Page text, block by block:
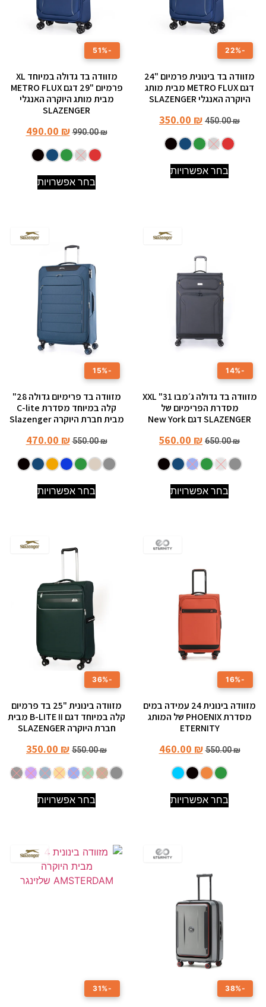
-22%
מזוודה בד בינונית פרמיום "24
דגם METRO FLUX מבית מותג
היוקרה האנגלי SLAZENGER
450.00₪
350.00 ₪
בחר אפשרויות
-51%
מזוודה בד גדולה במיוחד XL
פרמיום "29 דגם METRO FLUX
מבית מותג היוקרה האנגלי
SLAZENGER
990.00₪
490.00 ₪
בחר אפשרויות
-14%
מזוודה בד גדולה ג׳מבו 31" XXL
מסדרת הפרימיום של
SLAZENGER דגם New York
650.00₪
560.00 ₪
בחר אפשרויות
-15%
מזוודה בד פרימיום גדולה 28"
קלה במיוחד מסדרת C-lite
מבית חברת היוקרה Slazenger
550.00₪
470.00 ₪
בחר אפשרויות
-16%
מזוודה בינונית ‎24 עמידה במים
מסדרת PHOENIX של המותג
ETERNITY
550.00₪
460.00 ₪
בחר אפשרויות
-36%
מזוודה בינונית "25 בד פרמיום
קלה במיוחד דגם B-LITE II מבית
חברת היוקרה SLAZENGER
550.00₪
350.00 ₪
בחר אפשרויות
-38%
-31%